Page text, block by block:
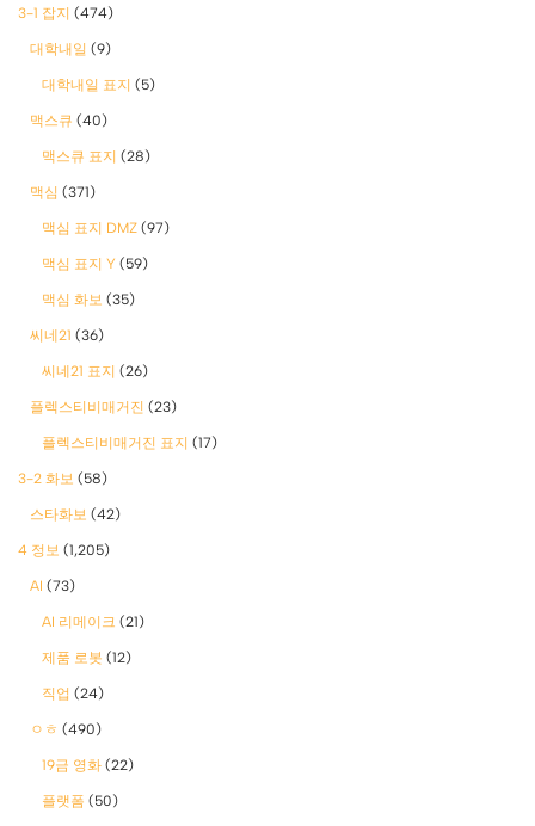
3-1 잡지 (474)
대학내일 (9)
대학내일 표지 (5)
맥스큐 (40)
맥스큐 표지 (28)
맥심 (371)
맥심 표지 DMZ (97)
맥심 표지 Y (59)
맥심 화보 (35)
씨네21 (36)
씨네21 표지 (26)
플렉스티비매거진 (23)
플렉스티비매거진 표지 (17)
3-2 화보 (58)
스타화보 (42)
4 정보 (1,205)
AI (73)
AI 리메이크 (21)
제품 로봇 (12)
직업 (24)
ㅇㅎ (490)
19금 영화 (22)
플랫폼 (50)